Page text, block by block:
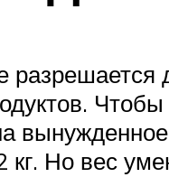
кг. Но вес